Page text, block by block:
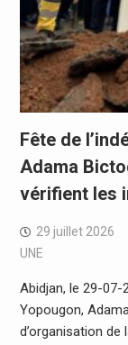
Fête de
Adama
vérifient les
29 juillet 2026
UNE
Abidjan, le 29-
Yopougon,
d’organisation de